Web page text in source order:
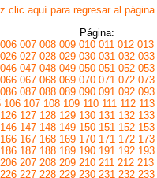
clic aquí para regresar al
Página:
006 007 008 009 010 011 012 013
026 027 028 029 030 031 032 033
046 047 048 049 050 051 052 053
066 067 068 069 070 071 072 073
086 087 088 089 090 091 092 093
106 107 108 109 110 111 112 113
126 127 128 129 130 131 132 133
146 147 148 149 150 151 152 153
166 167 168 169 170 171 172 173
186 187 188 189 190 191 192 193
206 207 208 209 210 211 212 213
226 227 228 229 230 231 232 233